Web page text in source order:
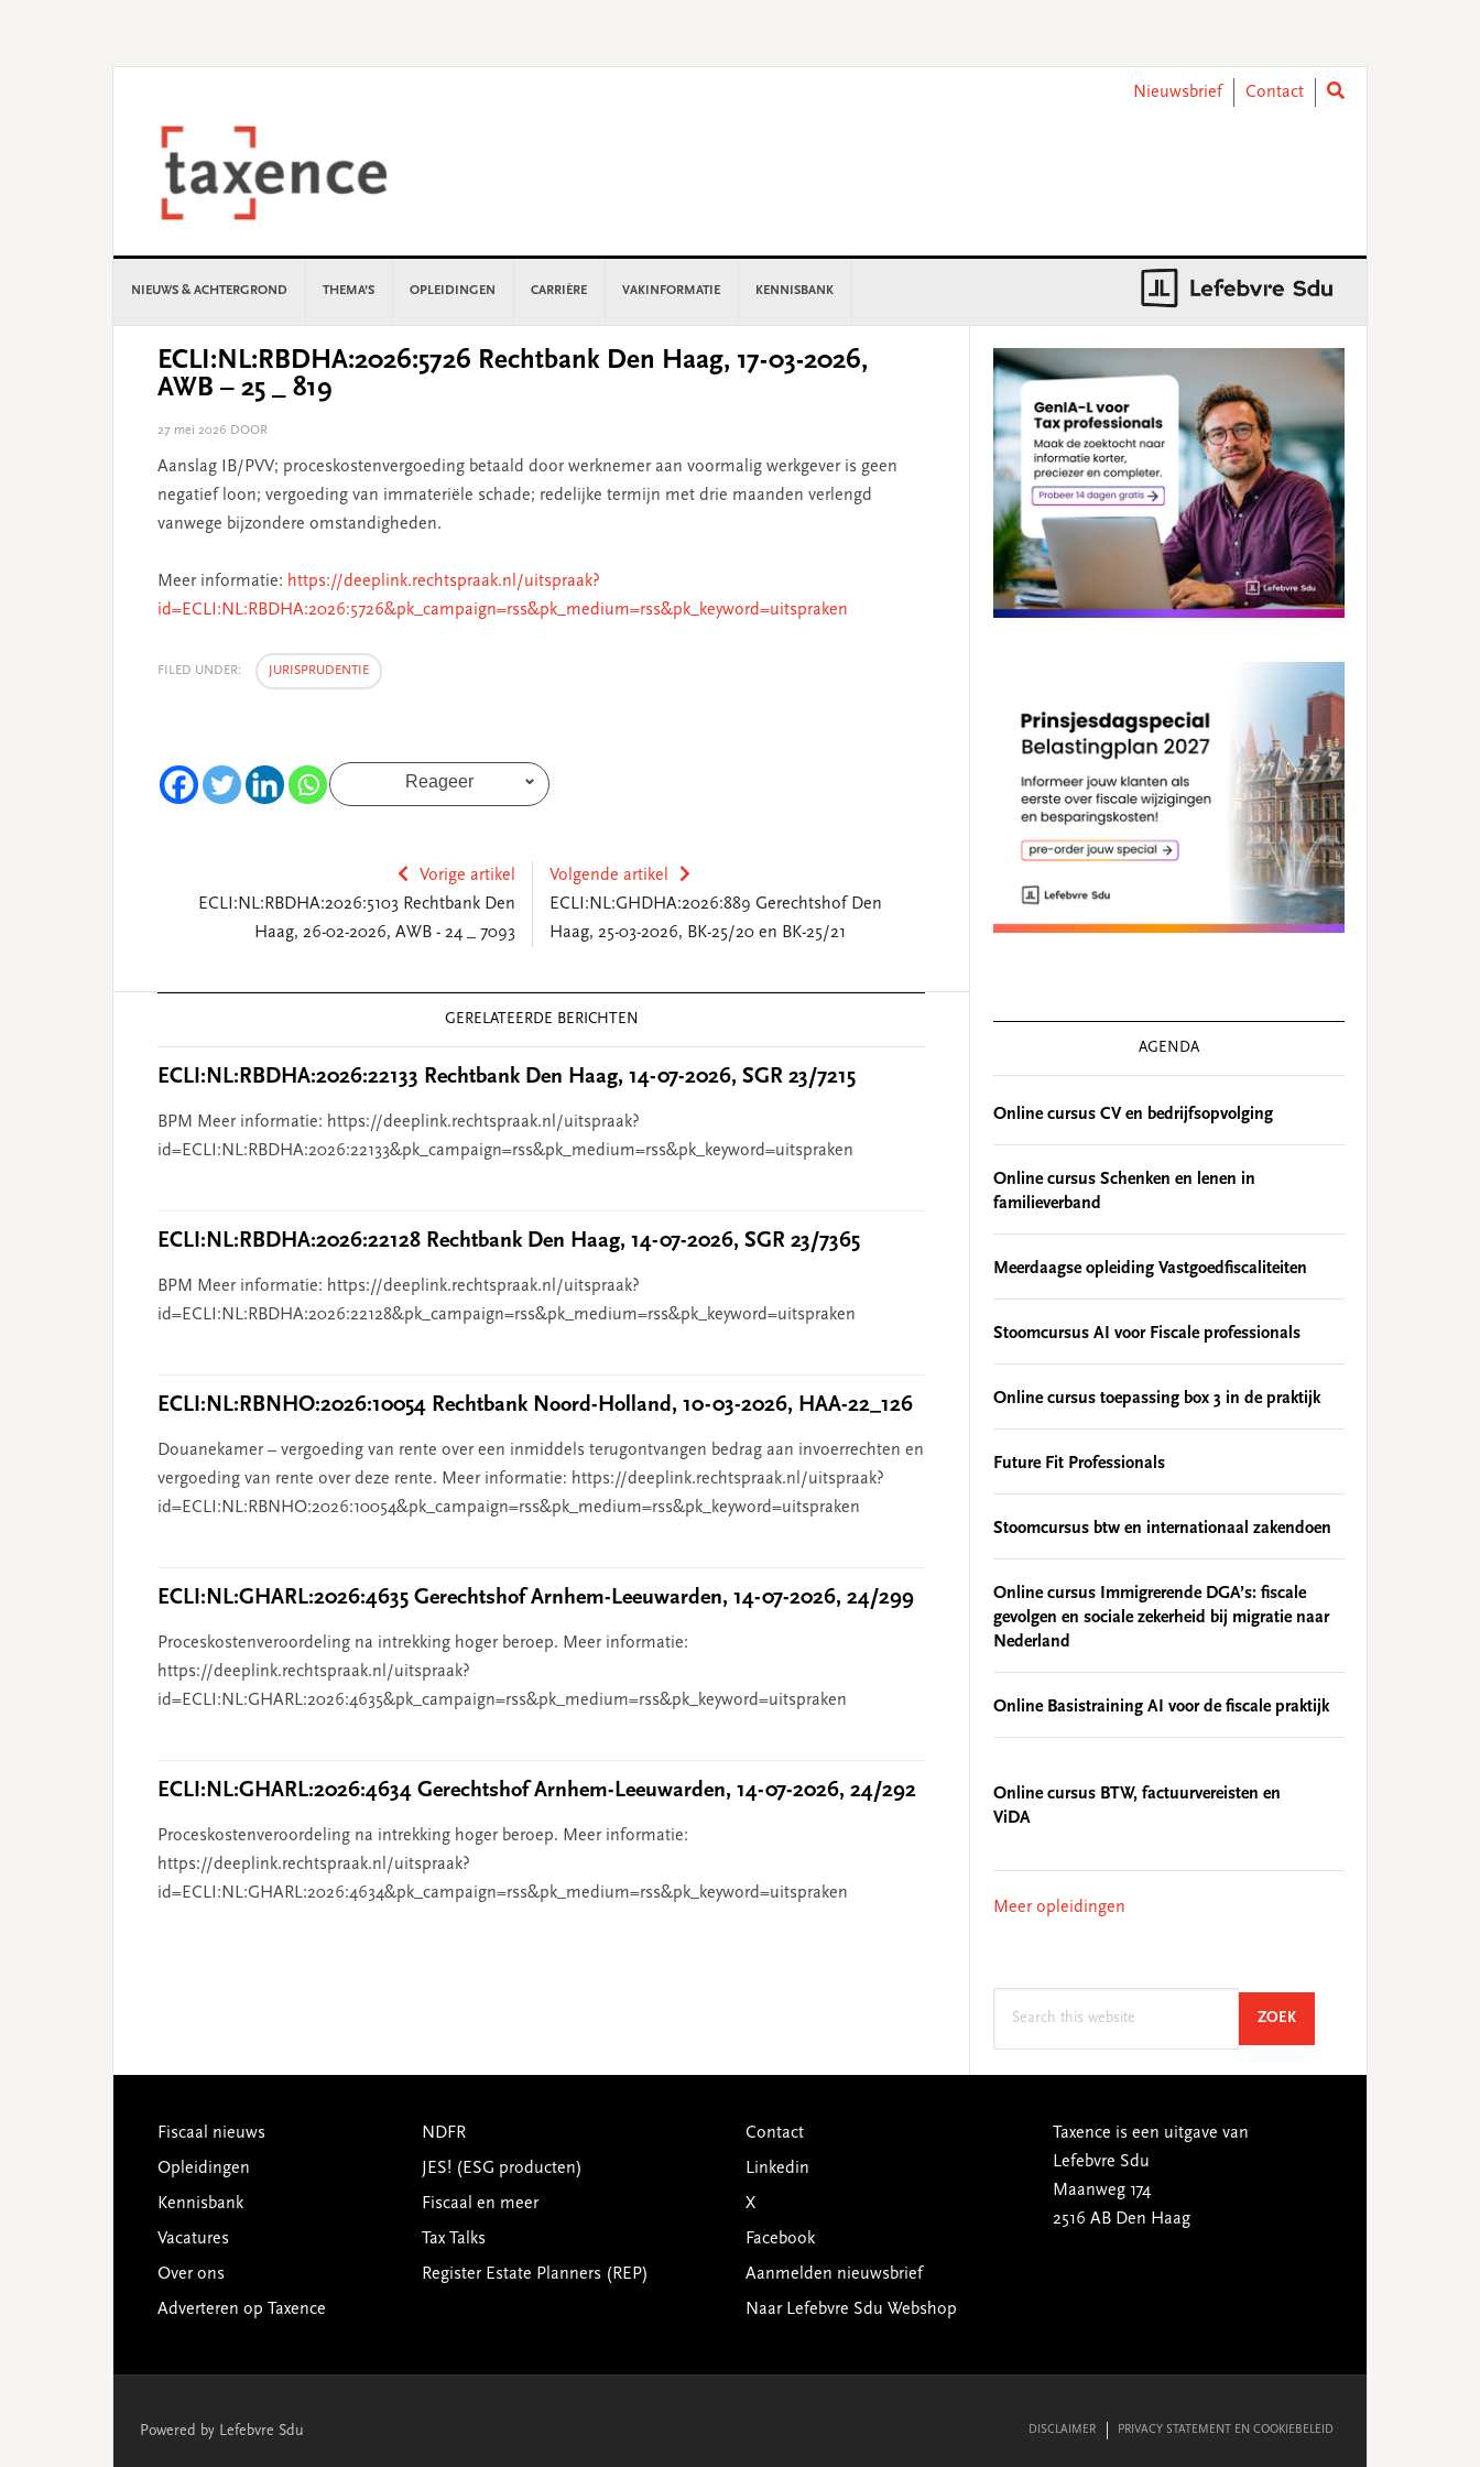
Nieuwsbrief
Contact
NIEUWS & ACHTERGROND THEMA’S OPLEIDINGEN CARRIÈRE VAKINFORMATIE KENNISBANK
ECLI:NL:RBDHA:2026:5726 Rechtbank Den Haag, 17-03-2026,
AWB – 25 _ 819
27 mei 2026 DOOR
Aanslag IB/PVV; proceskostenvergoeding betaald door werknemer aan voormalig werkgever is geen
negatief loon; vergoeding van immateriële schade; redelijke termijn met drie maanden verlengd
vanwege bijzondere omstandigheden.
Meer informatie: https://deeplink.rechtspraak.nl/uitspraak?
id=ECLI:NL:RBDHA:2026:5726&pk_campaign=rss&pk_medium=rss&pk_keyword=uitspraken
FILED UNDER: JURISPRUDENTIE
Reageer
Vorige artikel
ECLI:NL:RBDHA:2026:5103 Rechtbank Den
Haag, 26-02-2026, AWB - 24 _ 7093
Volgende artikel
ECLI:NL:GHDHA:2026:889 Gerechtshof Den
Haag, 25-03-2026, BK-25/20 en BK-25/21
GERELATEERDE BERICHTEN
ECLI:NL:RBDHA:2026:22133 Rechtbank Den Haag, 14-07-2026, SGR 23/7215
BPM Meer informatie: https://deeplink.rechtspraak.nl/uitspraak?
id=ECLI:NL:RBDHA:2026:22133&pk_campaign=rss&pk_medium=rss&pk_keyword=uitspraken
ECLI:NL:RBDHA:2026:22128 Rechtbank Den Haag, 14-07-2026, SGR 23/7365
BPM Meer informatie: https://deeplink.rechtspraak.nl/uitspraak?
id=ECLI:NL:RBDHA:2026:22128&pk_campaign=rss&pk_medium=rss&pk_keyword=uitspraken
ECLI:NL:RBNHO:2026:10054 Rechtbank Noord-Holland, 10-03-2026, HAA-22_126
Douanekamer – vergoeding van rente over een inmiddels terugontvangen bedrag aan invoerrechten en
vergoeding van rente over deze rente. Meer informatie: https://deeplink.rechtspraak.nl/uitspraak?
id=ECLI:NL:RBNHO:2026:10054&pk_campaign=rss&pk_medium=rss&pk_keyword=uitspraken
ECLI:NL:GHARL:2026:4635 Gerechtshof Arnhem-Leeuwarden, 14-07-2026, 24/299
Proceskostenveroordeling na intrekking hoger beroep. Meer informatie:
https://deeplink.rechtspraak.nl/uitspraak?
id=ECLI:NL:GHARL:2026:4635&pk_campaign=rss&pk_medium=rss&pk_keyword=uitspraken
ECLI:NL:GHARL:2026:4634 Gerechtshof Arnhem-Leeuwarden, 14-07-2026, 24/292
Proceskostenveroordeling na intrekking hoger beroep. Meer informatie:
https://deeplink.rechtspraak.nl/uitspraak?
id=ECLI:NL:GHARL:2026:4634&pk_campaign=rss&pk_medium=rss&pk_keyword=uitspraken
Sidebar
AGENDA
Online cursus CV en bedrijfsopvolging
Online cursus Schenken en lenen in
familieverband
Meerdaagse opleiding Vastgoedfiscaliteiten
Stoomcursus AI voor Fiscale professionals
Online cursus toepassing box 3 in de praktijk
Future Fit Professionals
Stoomcursus btw en internationaal zakendoen
Online cursus Immigrerende DGA’s: fiscale
gevolgen en sociale zekerheid bij migratie naar
Nederland
Online Basistraining AI voor de fiscale praktijk
Online cursus BTW, factuurvereisten en
ViDA
Meer opleidingen
ZOEKSEARCH
Footer
Fiscaal nieuws
Opleidingen
Kennisbank
Vacatures
Over ons
Adverteren op Taxence
NDFR
JES! (ESG producten)
Fiscaal en meer
Tax Talks
Register Estate Planners (REP)
Contact
Linkedin
X
Facebook
Aanmelden nieuwsbrief
Naar Lefebvre Sdu Webshop
Taxence is een uitgave van
Lefebvre Sdu
Maanweg 174
2516 AB Den Haag
Powered by Lefebvre Sdu DISCLAIMER PRIVACY STATEMENT EN COOKIEBELEID